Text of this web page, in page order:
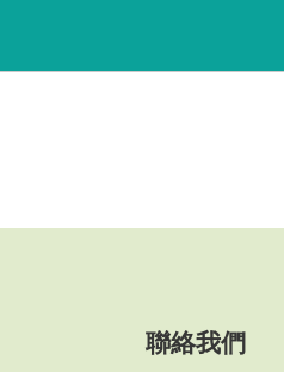
聯絡我們